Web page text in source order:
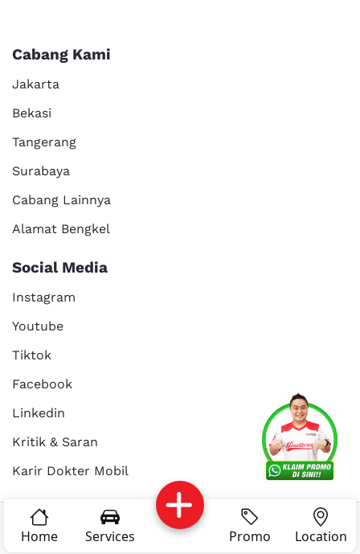
Services About Us
Kritik dan
Reservasi Career
Home Services Promo Location
Cabang Kami
Jakarta
Bekasi
Tangerang
Surabaya
Cabang Lainnya
Alamat Bengkel
Social Media
Instagram
Youtube
Tiktok
Facebook
Linkedin
Kritik & Saran
Karir Dokter Mobil
© Copyright 2025 - Dokter Mobil Indonesia